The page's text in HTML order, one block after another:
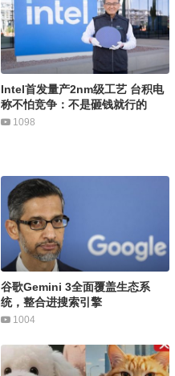
Intel首发量产2nm级工艺 台积电
称不怕竞争：不是砸钱就行的
1098
谷歌Gemini 3全面覆盖生态系
统，整合进搜索引擎
1004